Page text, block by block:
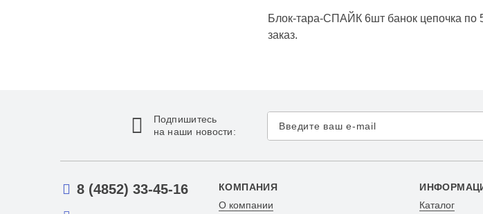
Блок-тара-СПАЙК 6шт банок цепочка по
заказ.
Подпишитесь
на наши новости:
8 (4852) 33-45-16
КОМПАНИЯ
О компании
Каталог